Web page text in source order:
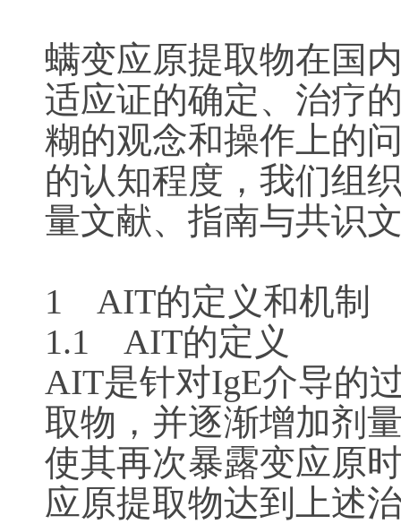
螨变应原提取物在国
适应证的确定、治疗
糊的观念和操作上的
的认知程度，我们组
量文献、指南与共识
1 AIT的定义和机制
1.1 AIT的定义
AIT是针对IgE介导的
取物，并逐渐增加剂
使其再次暴露变应原
应原提取物达到上述